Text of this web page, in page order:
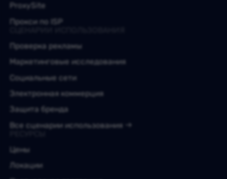
ProxySite
Прокси по ISP
Проверка рекламы
Маркетинговые исследования
Социальные сети
Электронная коммерция
Защита бренда
Все сценарии использования
Цены
Локации